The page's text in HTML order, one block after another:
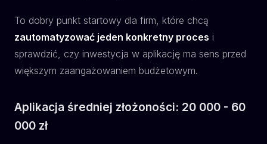
To dobry punkt startowy dla firm, które chcą
zautomatyzować jeden konkretny proces i
sprawdzić, czy inwestycja w aplikację ma sens przed
większym zaangażowaniem budżetowym.
Aplikacja średniej złożoności: 20 000 - 60
000 zł